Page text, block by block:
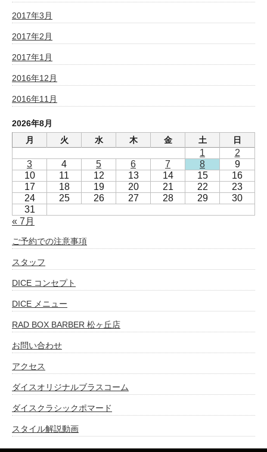
2017年3月
2017年2月
2017年1月
2016年12月
2016年11月
2026年8月
月
火 水 木 金 土 日
1
2
3
4 5 6 7 8
9
10
11 12 13 14 15
16
17
18 19 20 21 22
23
24
25 26 27 28 29
30
31
« 7月
ご予約での注意事項
スタッフ
DICE コンセプト
DICE メニュー
RAD BOX BARBER 松ヶ丘店
お問い合わせ
アクセス
ダイスオリジナルブラスコーム
ダイスクラシックポマード
スタイル解説動画